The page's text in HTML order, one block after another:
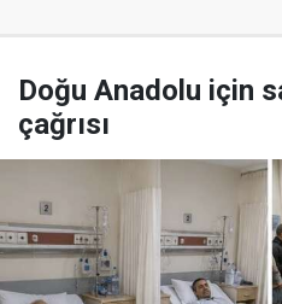
Doğu Anadolu için
çağrısı